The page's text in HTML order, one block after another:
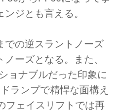
ジとも言える。
での逆スラントノーズ
ーズとなる。また、
ョナブルだった印象に
ランプで精悍な面構え
フェイスリフトでは再